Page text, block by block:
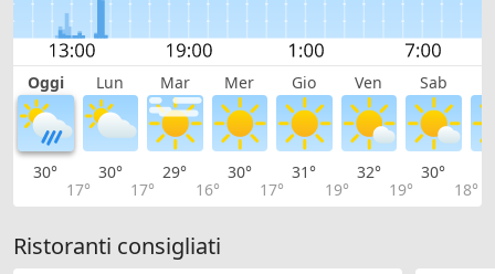
Oggi Lun Mar Mer Gio Ven Sab
30°
17°
30°
17°
29°
16°
30°
17°
31°
19°
32°
19°
30°
18°
Ristoranti consigliati